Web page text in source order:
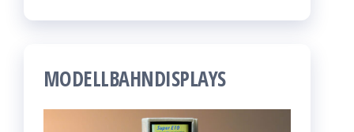
MODELLBAHNDISPLAYS